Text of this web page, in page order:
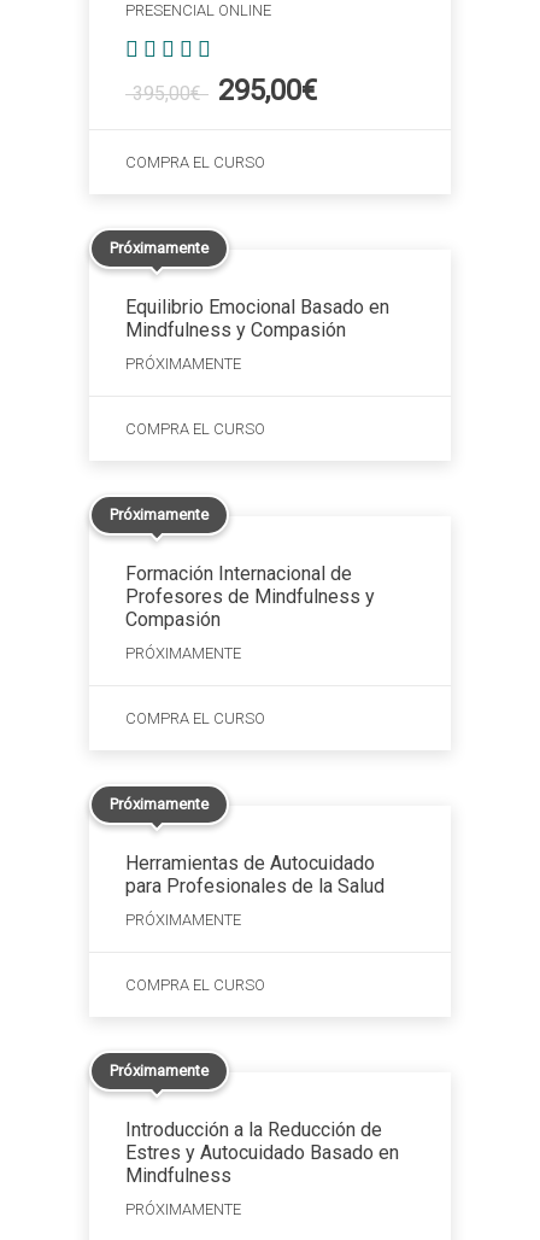
PRESENCIAL ONLINE
Valorado
con
395,00€
El
era:
295,00€El
COMPRA EL CURSO
Próximamente
Equilibrio Emocional Basado en
Mindfulness y Compasión
PRÓXIMAMENTE
COMPRA EL CURSO
Próximamente
Formación Internacional de
Profesores de Mindfulness y
Compasión
PRÓXIMAMENTE
COMPRA EL CURSO
Próximamente
Herramientas de Autocuidado
para Profesionales de la Salud
PRÓXIMAMENTE
COMPRA EL CURSO
Próximamente
Introducción a la Reducción de
Estres y Autocuidado Basado en
Mindfulness
PRÓXIMAMENTE